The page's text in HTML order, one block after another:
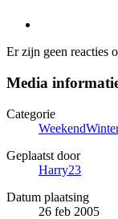
Er zijn geen reacties
Media
Categorie
Geplaatst door
Harry23
Datum plaatsing
26 feb 2005